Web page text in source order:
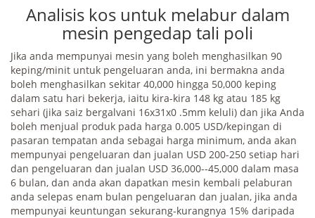
Analisis kos untuk melabur dalam
mesin pengedap tali poli
Jika anda mempunyai mesin yang boleh menghasilkan 90
keping/minit untuk pengeluaran anda, ini bermakna anda
boleh menghasilkan sekitar 40,000 hingga 50,000 keping
dalam satu hari bekerja, iaitu kira-kira 148 kg atau 185 kg
sehari (jika saiz bergalvani 16x31x0 .5mm keluli) dan jika Anda
boleh menjual produk pada harga 0.005 USD/kepingan di
pasaran tempatan anda sebagai harga minimum, anda akan
mempunyai pengeluaran dan jualan USD 200-250 setiap hari
dan pengeluaran dan jualan USD 36,000--45,000 dalam masa
6 bulan, dan anda akan dapatkan mesin kembali pelaburan
anda selepas enam bulan pengeluaran dan jualan, jika anda
mempunyai keuntungan sekurang-kurangnya 15% daripada